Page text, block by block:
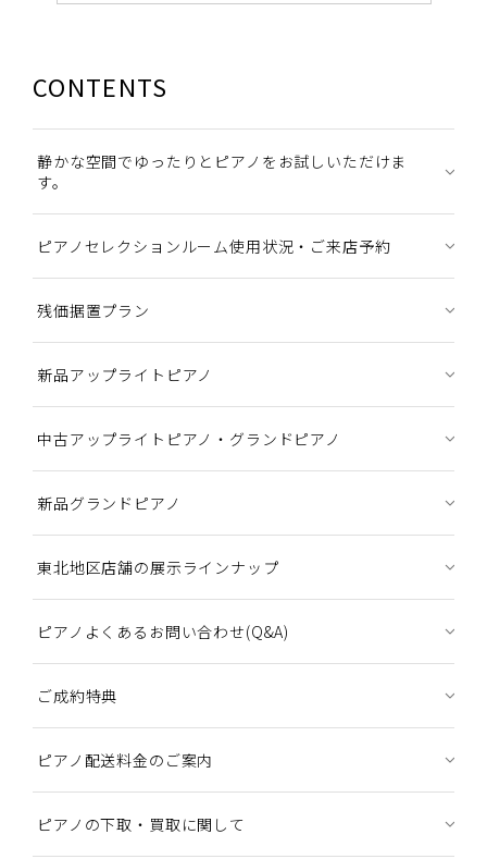
CONTENTS
静かな空間でゆったりとピアノをお試しいただけま
す。
ピアノセレクションルーム使用状況・ご来店予約
残価据置プラン
新品アップライトピアノ
中古アップライトピアノ・グランドピアノ
新品グランドピアノ
東北地区店舗の展示ラインナップ
ピアノよくあるお問い合わせ(Q&A)
ご成約特典
ピアノ配送料金のご案内
ピアノの下取・買取に関して